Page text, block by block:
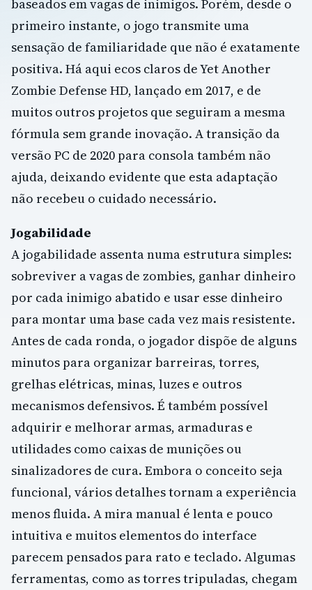
baseados em vagas de inimigos. Porém, desde o
primeiro instante, o jogo transmite uma
sensação de familiaridade que não é exatamente
positiva. Há aqui ecos claros de Yet Another
Zombie Defense HD, lançado em 2017, e de
muitos outros projetos que seguiram a mesma
fórmula sem grande inovação. A transição da
versão PC de 2020 para consola também não
ajuda, deixando evidente que esta adaptação
não recebeu o cuidado necessário.
Jogabilidade
A jogabilidade assenta numa estrutura simples:
sobreviver a vagas de zombies, ganhar dinheiro
por cada inimigo abatido e usar esse dinheiro
para montar uma base cada vez mais resistente.
Antes de cada ronda, o jogador dispõe de alguns
minutos para organizar barreiras, torres,
grelhas elétricas, minas, luzes e outros
mecanismos defensivos. É também possível
adquirir e melhorar armas, armaduras e
utilidades como caixas de munições ou
sinalizadores de cura. Embora o conceito seja
funcional, vários detalhes tornam a experiência
menos fluida. A mira manual é lenta e pouco
intuitiva e muitos elementos do interface
parecem pensados para rato e teclado. Algumas
ferramentas, como as torres tripuladas, chegam